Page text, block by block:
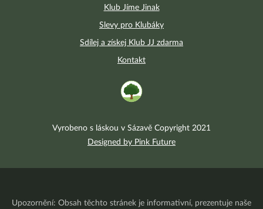
Klub Jíme Jinak
Slevy pro Klubáky
Sdílej a získej Klub JJ zdarma
Kontakt
Vyrobeno s láskou v Sázavě Copyright 2021
Designed by Pink Future
Upozornění: Obsah těchto stránek je informativní, prezentuje naše